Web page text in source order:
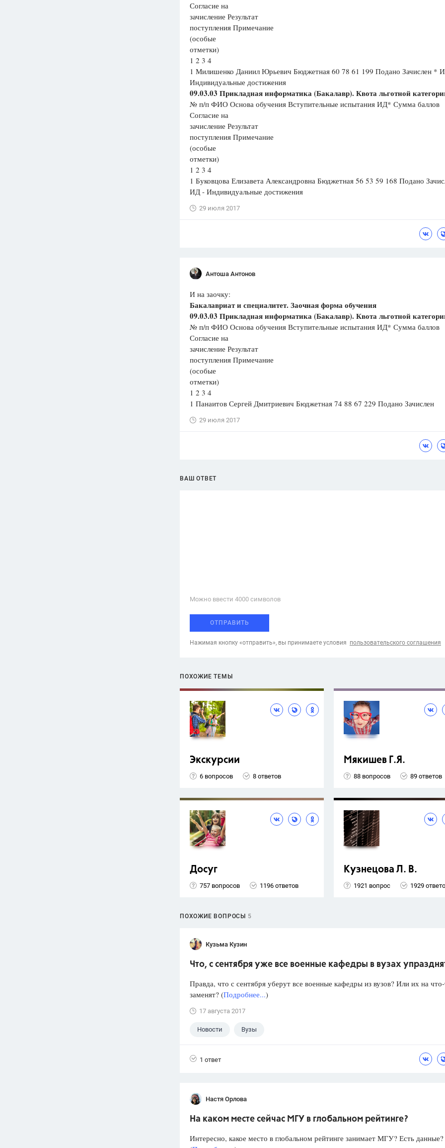
Согласие на
зачисление Результат
поступления Примечание
(особые
отметки)
1 2 3 4
1 Милишенко Даниил Юрьевич Бюджетная 60 78 61 199 Подано Зачислен *
Индивидуальные достижения
09.03.03 Прикладная информатика (Бакалавр). Квота льготной
№ п/п ФИО Основа обучения Вступительные испытания ИД* Сумма баллов
Согласие на
зачисление Результат
поступления Примечание
(особые
отметки)
1 2 3 4
1 Буковцова Елизавета Александровна Бюджетная 56 53 59 168 Подано
ИД - Индивидуальные достижения
29 июля 2017
Антоша Антонов
И на заочку:
Бакалавриат и специалитет. Заочная форма обучения
09.03.03 Прикладная информатика (Бакалавр). Квота льготной
№ п/п ФИО Основа обучения Вступительные испытания ИД* Сумма баллов
Согласие на
зачисление Результат
поступления Примечание
(особые
отметки)
1 2 3 4
1 Панаитов Сергей Дмитриевич Бюджетная 74 88 67 229 Подано Зачислен
29 июля 2017
ВАШ ОТВЕТ
Можно ввести 4000 cимволов
ОТПРАВИТЬ
Нажимая кнопку «отправить», вы принимаете условия пользовательского соглашения
ПОХОЖИЕ ТЕМЫ
Экскурсии
6 вопросов 8 ответов
Мякишев Г.Я.
88 вопросов 89 ответов
Досуг
757 вопросов 1196 ответов
Кузнецова Л. В.
1921 вопрос 1929
ПОХОЖИЕ ВОПРОСЫ 5
Кузьма Кузин
Что, с сентября уже все военные кафедры в вузах
Правда, что с сентября уберут все военные кафедры из вузов? Или их на
заменят? (Подробнее...)
17 августа 2017
Новости Вузы
1 ответ
Настя Орлова
На каком месте сейчас МГУ в глобальном рейтинге?
Интересно, какое место в глобальном рейтинге занимает МГУ? Есть данные?